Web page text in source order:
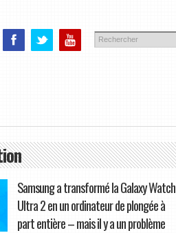
Samsung a transformé la Galaxy Watch
Ultra 2 en un ordinateur de plongée à
part entière – mais il y a un problème